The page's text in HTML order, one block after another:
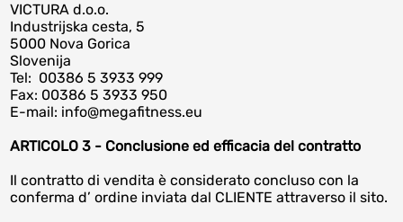
VICTURA d.o.o.
Industrijska cesta, 5
5000 Nova Gorica
Slovenija
Tel: 00386 5 3933 999
Fax: 00386 5 3933 950
E-mail: info@megafitness.eu
ARTICOLO 3 - Conclusione ed efficacia del contratto
Il contratto di vendita è considerato concluso con la
conferma d’ ordine inviata dal CLIENTE attraverso il sito.